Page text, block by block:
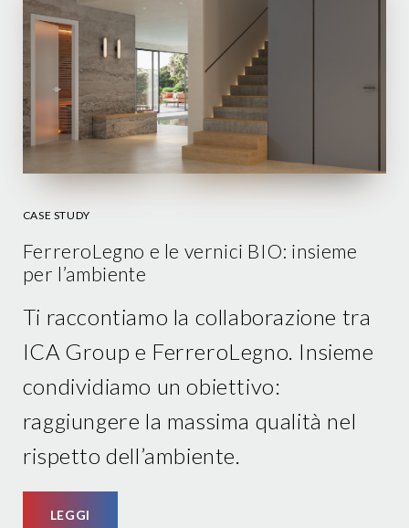
CASE STUDY
FerreroLegno e le vernici BIO: insieme
per l’ambiente
Ti raccontiamo la collaborazione tra
ICA Group e FerreroLegno. Insieme
condividiamo un obiettivo:
raggiungere la massima qualità nel
rispetto dell’ambiente.
LEGGI